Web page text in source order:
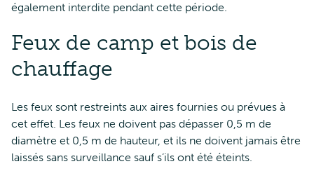
également interdite pendant cette période.
Feux de camp et bois de
chauffage
Les feux sont restreints aux aires fournies ou prévues à
cet effet. Les feux ne doivent pas dépasser 0,5 m de
diamètre et 0,5 m de hauteur, et ils ne doivent jamais être
laissés sans surveillance sauf s’ils ont été éteints.